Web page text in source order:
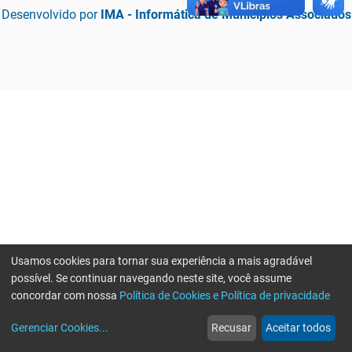
Desenvolvido por IMA - Informática de Municípios Associados
web
Notícias
more_horiz
Mais
Usamos cookies para tornar sua experiência a mais agradável
possível. Se continuar navegando neste site, você assume
concordar com nossa Política de Cookies e Política de privacidade
Gerenciar Cookies... Recusar Aceitar todos
Erro ao enviar informações, por favor tente novamente